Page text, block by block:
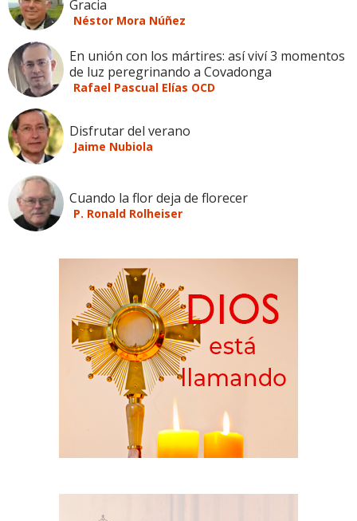
Gracia
Néstor Mora Núñez
En unión con los mártires: así viví 3 momentos
de luz peregrinando a Covadonga
Rafael Pascual Elías OCD
Disfrutar del verano
Jaime Nubiola
Cuando la flor deja de florecer
P. Ronald Rolheiser